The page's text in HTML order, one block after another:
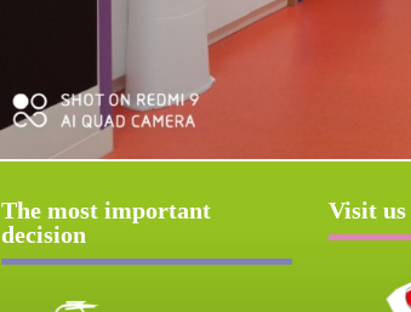
The most important
decision
Visit us